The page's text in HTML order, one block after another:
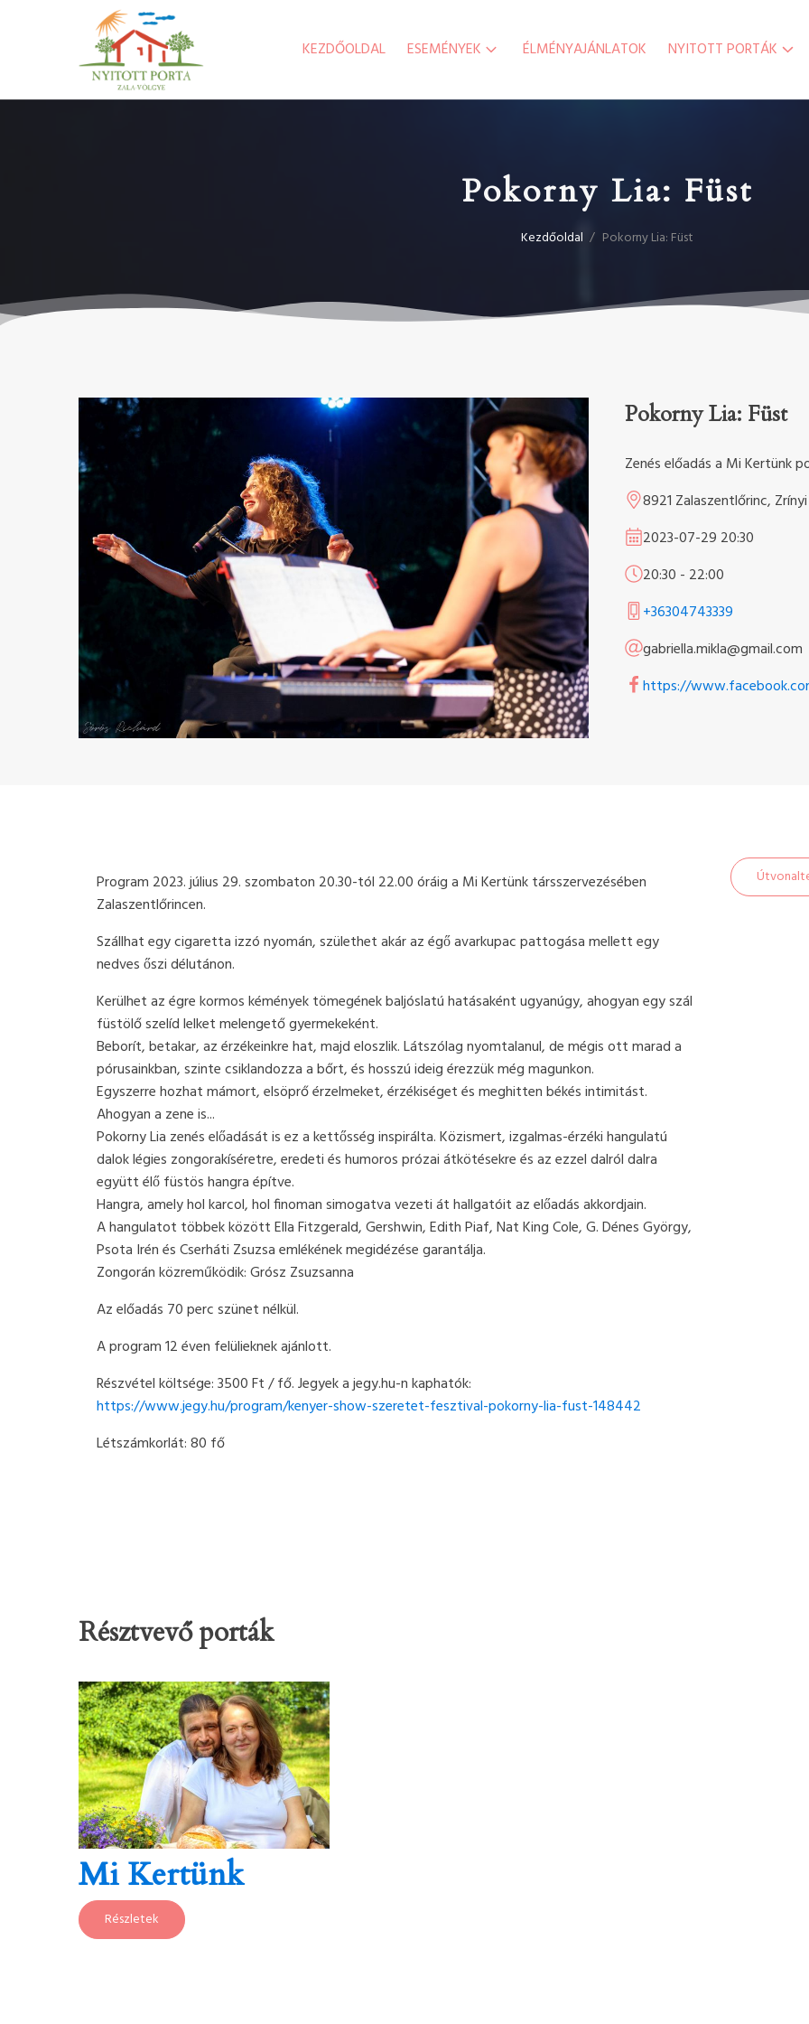
KEZDŐOLDAL ESEMÉNYEK ÉLMÉNYAJÁNLATOK NYITOTT PORTÁK
Pokorny Lia: Füst
Kezdőoldal / Pokorny Lia: Füst
Pokorny Lia: Füst
Zenés előadás a Mi Kertünk
8921 Zalaszentlőrinc,
2023-07-29 20:30
20:30 - 22:00
+36304743339
gabriella.mikla@gmail.com
https://
Program 2023. július 29. szombaton 20.30-tól 22.00 óráig a Mi Kertünk társszervezésében
Zalaszentlőrincen.
Szállhat egy cigaretta izzó nyomán, születhet akár az égő avarkupac pattogása mellett egy
nedves őszi délutánon.
Kerülhet az égre kormos kémények tömegének baljóslatú hatásaként ugyanúgy, ahogyan egy szál
füstölő szelíd lelket melengető gyermekeként.
Beborít, betakar, az érzékeinkre hat, majd eloszlik. Látszólag nyomtalanul, de mégis ott marad a
pórusainkban, szinte csiklandozza a bőrt, és hosszú ideig érezzük még magunkon.
Egyszerre hozhat mámort, elsöprő érzelmeket, érzékiséget és meghitten békés intimitást.
Ahogyan a zene is...
Pokorny Lia zenés előadását is ez a kettősség inspirálta. Közismert, izgalmas-érzéki hangulatú
dalok légies zongorakíséretre, eredeti és humoros prózai átkötésekre és az ezzel dalról dalra
együtt élő füstös hangra építve.
Hangra, amely hol karcol, hol finoman simogatva vezeti át hallgatóit az előadás akkordjain.
A hangulatot többek között Ella Fitzgerald, Gershwin, Edith Piaf, Nat King Cole, G. Dénes György,
Psota Irén és Cserháti Zsuzsa emlékének megidézése garantálja.
Zongorán közreműködik: Grósz Zsuzsanna
Az előadás 70 perc szünet nélkül.
A program 12 éven felülieknek ajánlott.
Részvétel költsége: 3500 Ft / fő. Jegyek a jegy.hu-n kaphatók:
https://www.jegy.hu/program/kenyer-show-szeretet-fesztival-pokorny-lia-fust-148442
Létszámkorlát: 80 fő
Résztvevő porták
Mi Kertünk
Részletek